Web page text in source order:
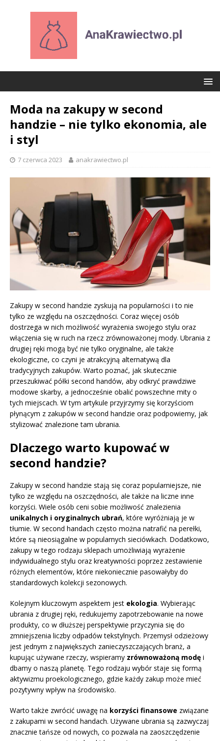
Moda na zakupy w second
handzie – nie tylko ekonomia, ale
i styl
7 czerwca 2023 anakrawiectwo.pl
Zakupy w second handzie zyskują na popularności i to nie
tylko ze względu na oszczędności. Coraz więcej osób
dostrzega w nich możliwość wyrażenia swojego stylu oraz
włączenia się w ruch na rzecz zrównoważonej mody. Ubrania z
drugiej ręki mogą być nie tylko oryginalne, ale także
ekologiczne, co czyni je atrakcyjną alternatywą dla
tradycyjnych zakupów. Warto poznać, jak skutecznie
przeszukiwać półki second handów, aby odkryć prawdziwe
modowe skarby, a jednocześnie obalić powszechne mity o
tych miejscach. W tym artykule przyjrzymy się korzyściom
płynącym z zakupów w second handzie oraz podpowiemy, jak
stylizować znalezione tam ubrania.
Dlaczego warto kupować w
second handzie?
Zakupy w second handzie stają się coraz popularniejsze, nie
tylko ze względu na oszczędności, ale także na liczne inne
korzyści. Wiele osób ceni sobie możliwość znalezienia
unikalnych i oryginalnych ubrań, które wyróżniają je w
tłumie. W second handach często można natrafić na perełki,
które są nieosiągalne w popularnych sieciówkach. Dodatkowo,
zakupy w tego rodzaju sklepach umożliwiają wyrażenie
indywidualnego stylu oraz kreatywności poprzez zestawienie
różnych elementów, które niekoniecznie pasowałyby do
standardowych kolekcji sezonowych.
Kolejnym kluczowym aspektem jest ekologia. Wybierając
ubrania z drugiej ręki, redukujemy zapotrzebowanie na nowe
produkty, co w dłuższej perspektywie przyczynia się do
zmniejszenia liczby odpadów tekstylnych. Przemysł odzieżowy
jest jednym z największych zanieczyszczających branż, a
kupując używane rzeczy, wspieramy zrównoważoną modę i
dbamy o naszą planetę. Tego rodzaju wybór staje się formą
aktywizmu proekologicznego, gdzie każdy zakup może mieć
pozytywny wpływ na środowisko.
Warto także zwrócić uwagę na korzyści finansowe związane
z zakupami w second handach. Używane ubrania są zazwyczaj
znacznie tańsze od nowych, co pozwala na zaoszczędzenie